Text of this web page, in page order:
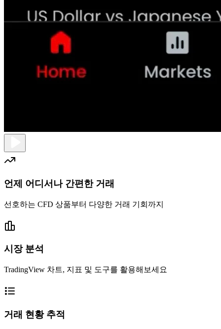
언제 어디서나 간편한 거래
선호하는 CFD 상품부터 다양한 거래 기회까지
시장 분석
TradingView 차트, 지표 및 도구를 활용해보세요
거래 현황 추적